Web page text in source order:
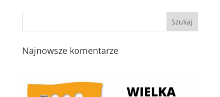
Najnowsze komentarze